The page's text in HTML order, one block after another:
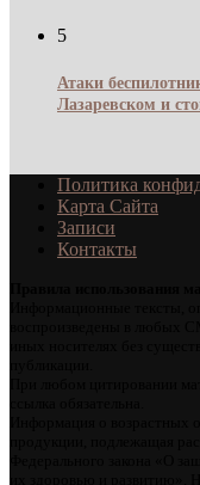
5
Атаки
Лазаревском и
Политика
Карта Сайта
Записи
Контакты